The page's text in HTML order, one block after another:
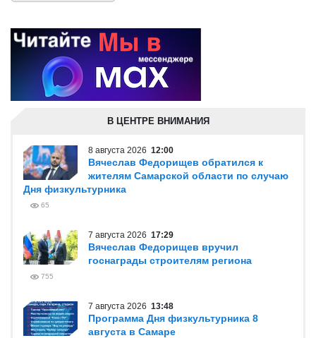
В ЦЕНТРЕ ВНИМАНИЯ
8 августа 2026 12:00
Вячеслав Федорищев обратился к
жителям Самарской области по случаю
Дня физкультурника
65
7 августа 2026 17:29
Вячеслав Федорищев вручил
госнаграды строителям региона
755
7 августа 2026 13:48
Программа Дня физкультурника 8
августа в Самаре